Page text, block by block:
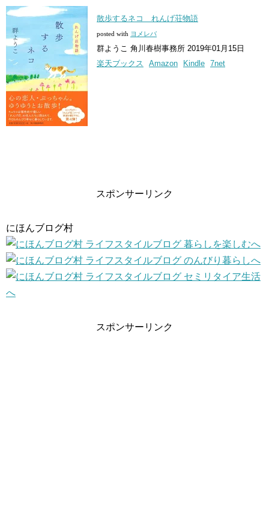
散歩するネコ れんげ荘物語
posted with ヨメレバ
群ようこ 角川春樹事務所 2019年01月15日
楽天ブックス
Amazon Kindle 7net
スポンサーリンク
にほんブログ村
スポンサーリンク